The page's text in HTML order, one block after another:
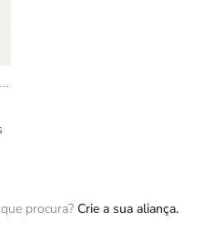
ALIANÇA DE CASAMENTO SÃO LUÍS EM OURO 18K
procura? Crie a sua aliança.